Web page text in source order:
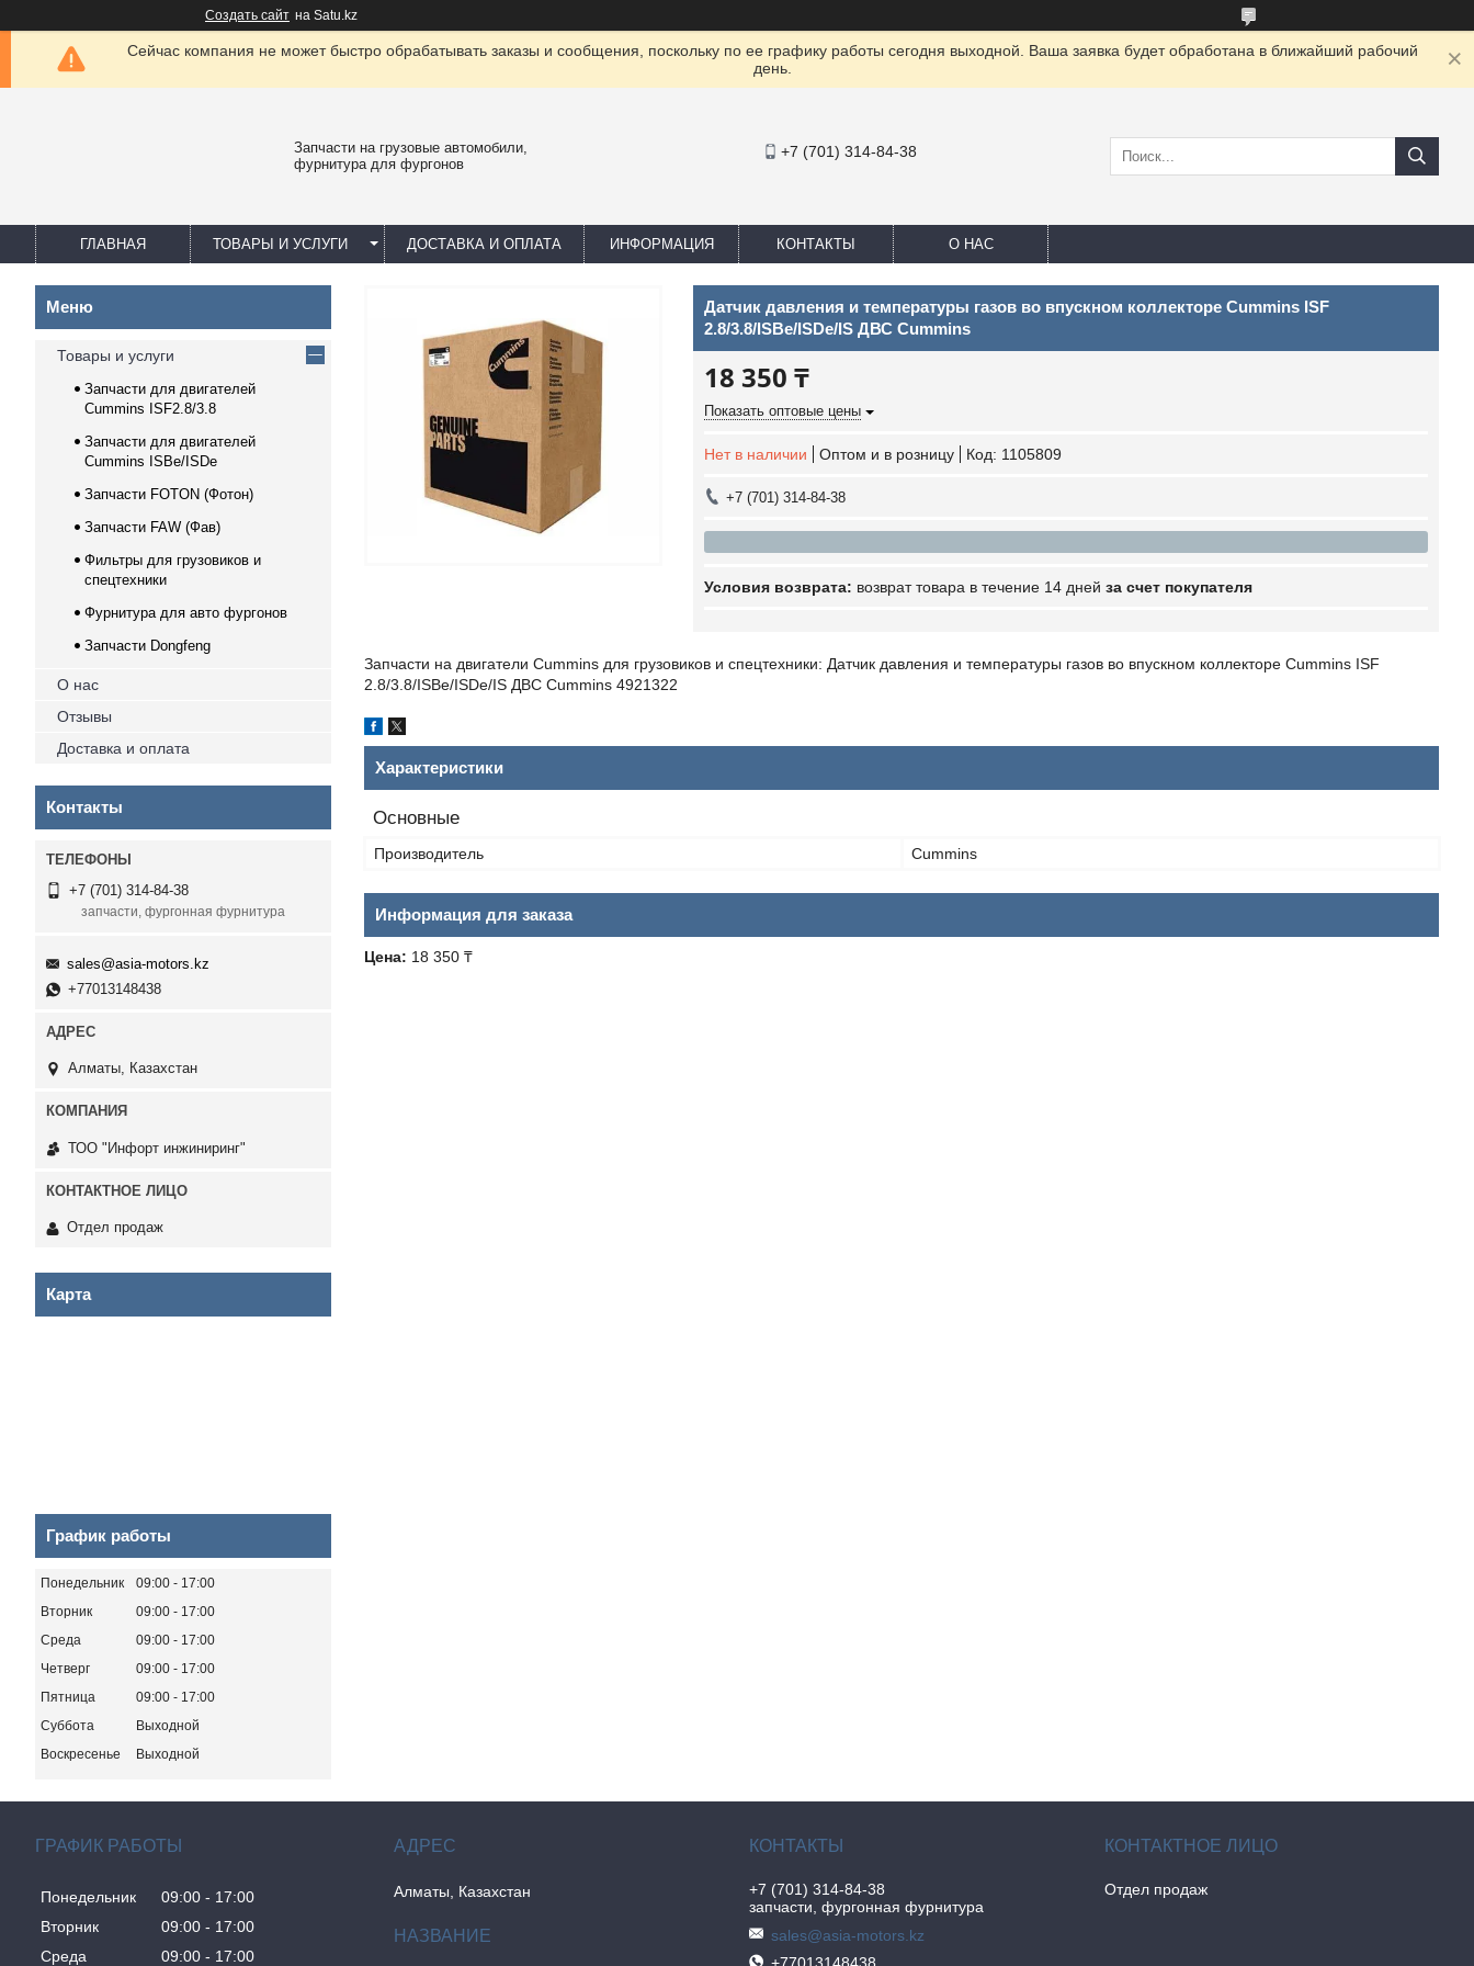
Создать сайт на Satu.kz
Сейчас компания не может быстро обрабатывать заказы и сообщения, поскольку по ее графику работы сегодня выходной. Ваша заявка будет обработана в ближайший рабочий
день.
Запчасти на грузовые автомобили,
фурнитура для фургонов
+7 (701) 314-84-38
ГЛАВНАЯ ТОВАРЫ И УСЛУГИ ДОСТАВКА И ОПЛАТА ИНФОРМАЦИЯ КОНТАКТЫ О НАС
Датчик давления и температуры газов во впускном коллекторе Cummins ISF
2.8/3.8/ISBe/ISDe/IS ДВС Cummins
18 350 ₸
Показать оптовые цены
Нет в наличии Оптом и в розницу Код: 1105809
+7 (701) 314-84-38
возврат товара в течение 14 дней за счет покупателя
Запчасти на двигатели Cummins для грузовиков и спецтехники: Датчик давления и температуры газов во впускном коллекторе Cummins ISF
2.8/3.8/ISBe/ISDe/IS ДВС Cummins 4921322
Характеристики
Основные
Производитель Cummins
Информация для заказа
Цена: 18 350 ₸
Товары и услуги
Запчасти для двигателей
Cummins ISF2.8/3.8
Запчасти для двигателей
Cummins ISBe/ISDe
Запчасти FOTON (Фотон)
Запчасти FAW (Фав)
Фильтры для грузовиков и
спецтехники
Фурнитура для авто фургонов
Запчасти Dongfeng
О нас
Отзывы
Доставка и оплата
Контакты
+7 (701) 314-84-38
запчасти, фургонная фурнитура
sales@asia-motors.kz
+77013148438
Алматы, Казахстан
ТОО "Инфорт инжиниринг"
Отдел продаж
Карта
График работы
Понедельник 09:00
17:00
Вторник
09:00
17:00
Среда
09:00
17:00
Четверг
09:00
17:00
Пятница
09:00
17:00
Суббота
Выходной
Воскресенье
Выходной
ГРАФИК РАБОТЫ
Понедельник 09:00
17:00
Вторник
09:00
17:00
Среда
09:00 17:00
Алматы, Казахстан
+7 (701) 314-84-38
запчасти, фургонная фурнитура
sales@asia-motors.kz
Отдел продаж